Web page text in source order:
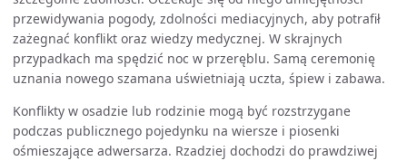
przewidywania pogody, zdolności mediacyjnych, aby potrafił
zażegnać konflikt oraz wiedzy medycznej. W skrajnych
przypadkach ma spędzić noc w przeręblu. Samą ceremonię
uznania nowego szamana uświetniają uczta, śpiew i zabawa.
Konflikty w osadzie lub rodzinie mogą być rozstrzygane
podczas publicznego pojedynku na wiersze i piosenki
ośmieszające adwersarza. Rzadziej dochodzi do prawdziwej